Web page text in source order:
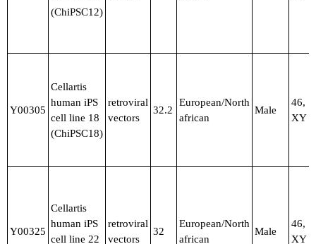
(ChiPSC12)
Y00305
Cellartis
human iPS
cell line 18
(ChiPSC18)
retroviral
vectors
32.2
European/North
african
Male
46,
XY
Y00325
Cellartis
human iPS
cell line 22
retroviral
vectors
32
European/North
african
Male
46,
XY